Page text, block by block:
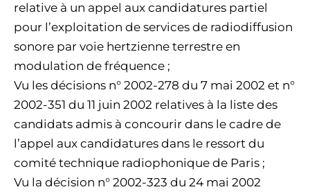
relative à un appel aux candidatures partiel
pour l’exploitation de services de radiodiffusion
sonore par voie hertzienne terrestre en
modulation de fréquence ;
Vu les décisions n° 2002-278 du 7 mai 2002 et n°
2002-351 du 11 juin 2002 relatives à la liste des
candidats admis à concourir dans le cadre de
l’appel aux candidatures dans le ressort du
comité technique radiophonique de Paris ;
Vu la décision n° 2002-323 du 24 mai 2002